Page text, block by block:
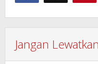
Jangan Lewatkan